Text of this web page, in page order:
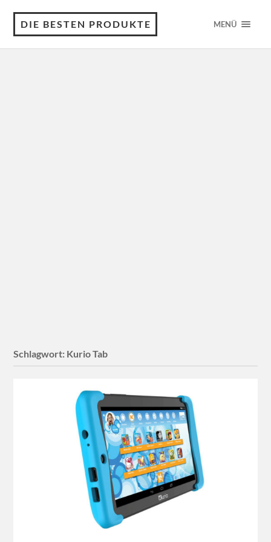
DIE BESTEN PRODUKTE MENÜ
Schlagwort: Kurio Tab